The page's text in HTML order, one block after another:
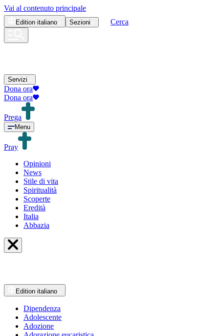
Vai al contenuto principale
Edition italiano Sezioni Cerca
Servizi
Dona ora
Dona ora
Prega
Menu
Pray
Opinioni
News
Stile di vita
Spiritualità
Scoperte
Eredità
Italia
Abbazia
Edition italiano
Dipendenza
Adolescente
Adozione